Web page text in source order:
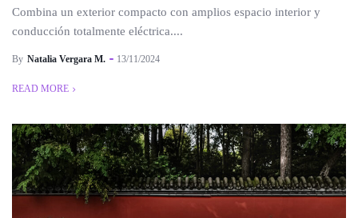
Combina un exterior compacto con amplios espacio interior y
conducción totalmente eléctrica....
By Natalia Vergara M. 13/11/2024
READ MORE